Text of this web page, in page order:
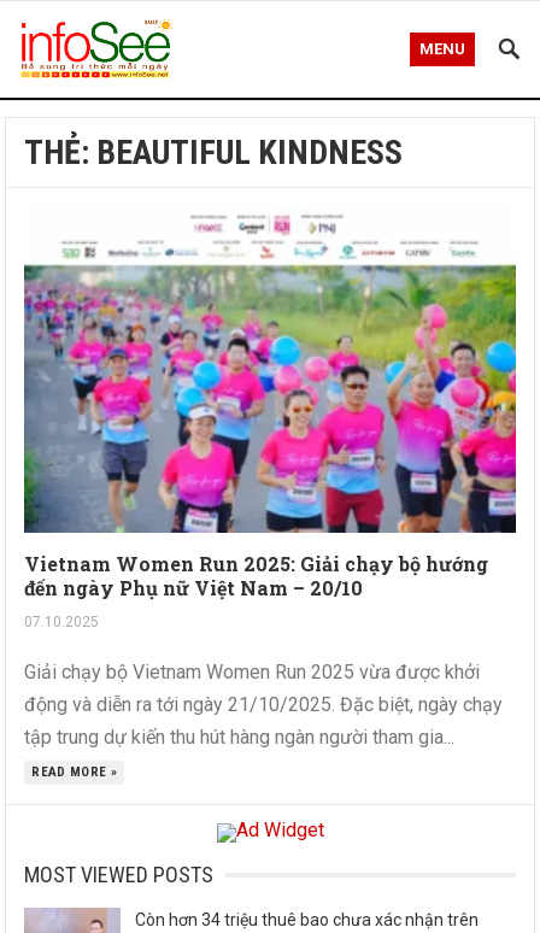
MENU
THẺ: BEAUTIFUL KINDNESS
Vietnam Women Run 2025: Giải chạy bộ hướng
đến ngày Phụ nữ Việt Nam – 20/10
07.10.2025
Giải chạy bộ Vietnam Women Run 2025 vừa được khởi
động và diễn ra tới ngày 21/10/2025. Đặc biệt, ngày chạy
tập trung dự kiến thu hút hàng ngàn người tham gia...
READ MORE »
MOST VIEWED POSTS
Còn hơn 34 triệu thuê bao chưa xác nhận trên